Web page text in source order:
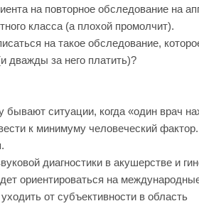
на повторное обследование на
класса (а плохой промолчит).
на такое обследование,
дважды за него платить)?
ситуации, когда «один врач
к минимуму человеческий
диагностики в акушерстве и
ориентироваться на
от субъективности в область